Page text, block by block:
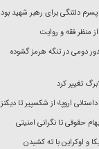
دلتنگی برای رهبر شهید بود
منظر فقه و روایت
دومی در تنگه هرمز گشوده
تغییر کرد
اروپا؛ از شکسپیر تا دیکنز
حقوقی تا نگرانی امنیتی
و اوکراین با ته کشیدن